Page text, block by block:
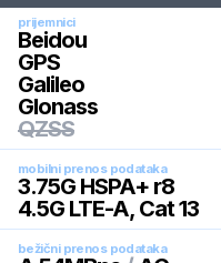
prijemnici
Beidou
GPS
Galileo
Glonass
QZSS
mobilni prenos podataka
3.75G HSPA+ r8
4.5G LTE-A, Cat 13
bežični prenos podataka